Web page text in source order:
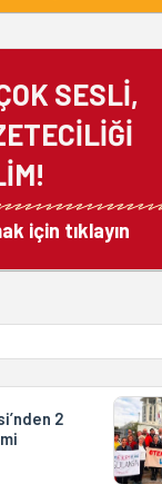
SESLİ,
için tıklayın
2